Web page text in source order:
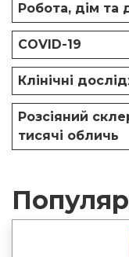
Робота, дім та
COVID-19
Клінічні
Розсіяний
тисячі обличь